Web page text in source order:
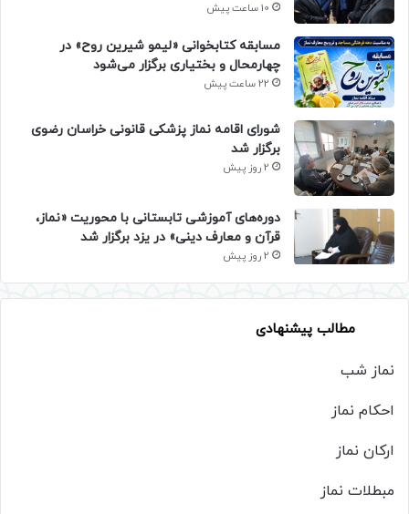
10 ساعت پیش
مسابقه کتابخوانی «لیمو شیرین روح» در
چهارمحال و بختیاری برگزار می‌شود
22 ساعت پیش
شورای اقامه نماز پزشکی قانونی خراسان رضوی
برگزار شد
2 روز پیش
دوره‌های آموزشی تابستانی با محوریت «نماز،
قرآن و معارف دینی» در یزد برگزار شد
2 روز پیش
مطالب پیشنهادی
نماز شب
احکام نماز
ارکان نماز
مبطلات نماز